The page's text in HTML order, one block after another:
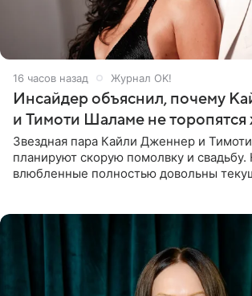
16 часов назад Журнал OK!
Инсайдер объяснил, почему
и Тимоти Шаламе не торопятся
Звездная пара Кайли Дженнер и
планируют скорую помолвку и свадьбу.
влюбленные полностью довольны